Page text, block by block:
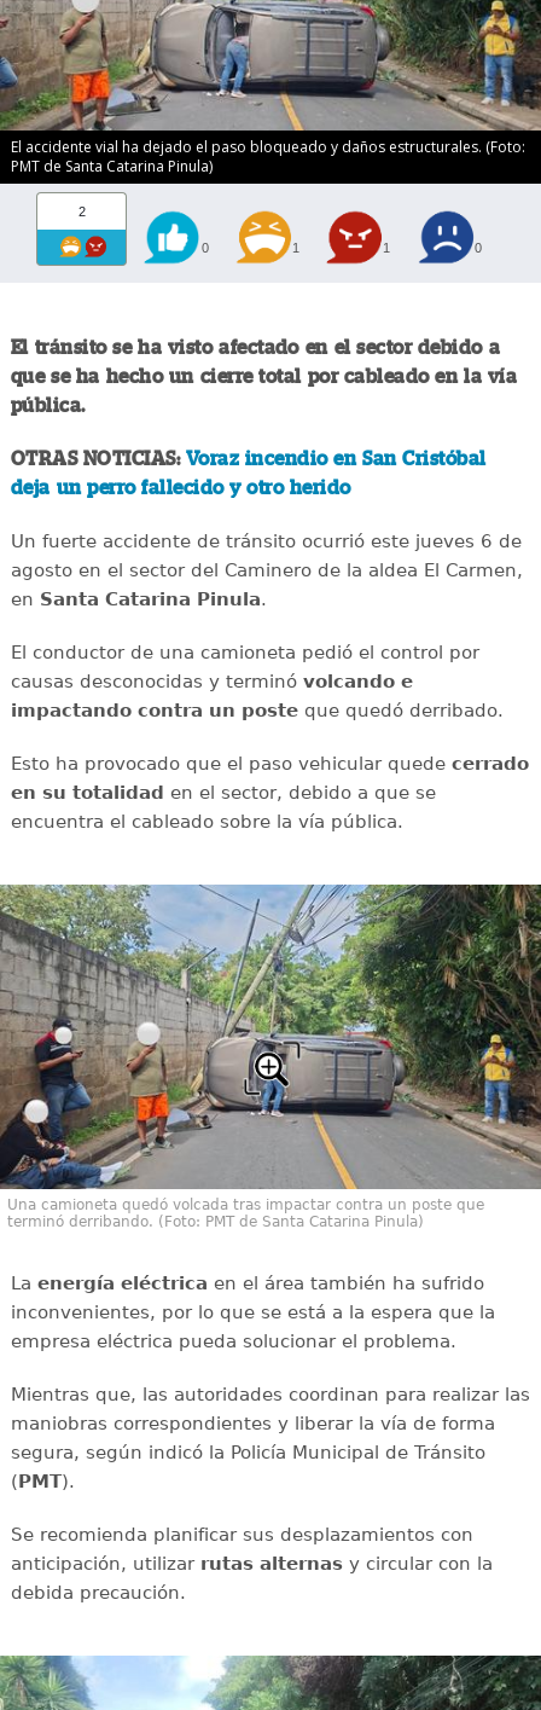
El accidente vial ha dejado el paso bloqueado y daños estructurales. (Foto:
PMT de Santa Catarina Pinula)
2
0 1 1 0
El tránsito se ha visto afectado en el sector debido a
que se ha hecho un cierre total por cableado en la vía
pública.
OTRAS NOTICIAS: Voraz incendio en San Cristóbal
deja un perro fallecido y otro herido
Un fuerte accidente de tránsito ocurrió este jueves 6 de
agosto en el sector del Caminero de la aldea El Carmen,
en Santa Catarina Pinula.
El conductor de una camioneta pedió el control por
causas desconocidas y terminó volcando e
impactando contra un posteque quedó derribado.
Esto ha provocado que el paso vehicular quede cerrado
en su totalidad en el sector, debido a que se
encuentra el cableado sobre la vía pública.
Una camioneta quedó volcada tras impactar contra un poste que
terminó derribando. (Foto: PMT de Santa Catarina Pinula)
La energía eléctrica en el área también ha sufrido
inconvenientes, por lo que se está a la espera que la
empresa eléctrica pueda solucionar el problema.
Mientras que, las autoridades coordinan para realizar las
maniobras correspondientes y liberar la vía de forma
segura, según indicó la Policía Municipal de Tránsito
(PMT).
Se recomienda planificar sus desplazamientos con
anticipación, utilizar rutas alternasy circular con la
debida precaución.